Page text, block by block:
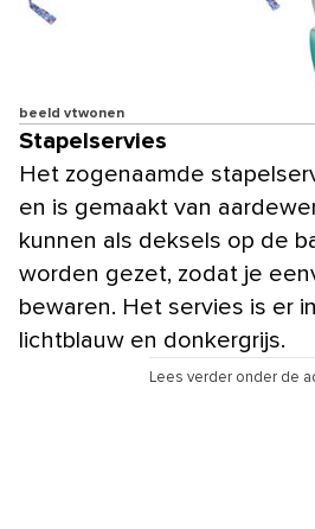
beeld vtwonen
Stapelservies
Het zogenaamde
en is gemaakt van
kunnen als deksels op de
worden gezet, zodat je
bewaren. Het servies is er
lichtblauw en donkergrijs.
Lees verder onder de